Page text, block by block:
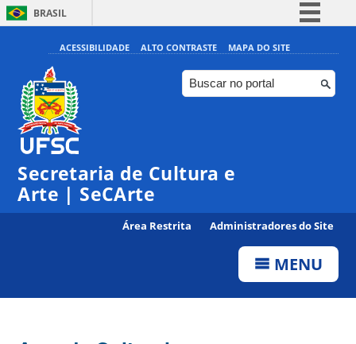
BRASIL
Simplifique!
Comunica BR
Participe
ACESSIBILIDADE ALTO CONTRASTE MAPA DO SITE
Secretaria de Cultura e
Arte | SeCArte
Área Restrita Administradores do Site
MENU